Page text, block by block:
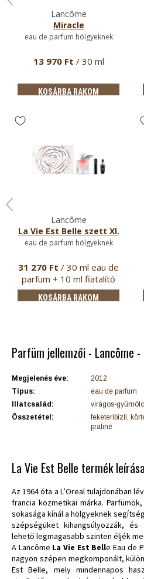
Lancôme
Miracle
eau de parfum hölgyeknek
13 970 Ft / 30 ml
KOSÁRBA RAKOM
Lancôme
La Vie Est Belle szett XI.
eau de parfum hölgyeknek
31 270 Ft / 30 ml eau de
parfum + 10 ml fiatalító
…
KOSÁRBA RAKOM
Parfüm jellemzői - Lancôme -
Megjelenés éve:
2012
Típus:
eau de parfum
Illatcsalád:
virágos-
Összetétel:
feketeribizli,
praliné
La Vie Est Belle termék leírása
Az 1964 óta a L’Oreal tulajdonában
francia kozmetikai márka.
sokasága kínál a hölgyeknek
szépségüket kihangsúlyozzák,
lehető legmagasabb szinten éljék
A Lancôme La Vie Est Belle Eau de
nagyon szépen megkomponált,
Est Belle, mely mindennapos